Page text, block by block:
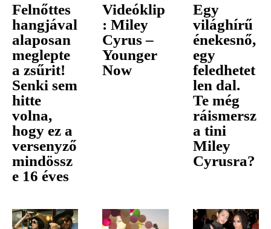
Felnőttes
hangjával
alaposan
meglepte
a zsűrit!
Senki sem
hitte
volna,
hogy ez a
versenyző
mindössz
e 16 éves
Videóklip
: Miley
Cyrus –
Younger
Now
Egy
világhírű
énekesnő,
egy
feledhetet
len dal.
Te még
ráismersz
a tini
Miley
Cyrusra?